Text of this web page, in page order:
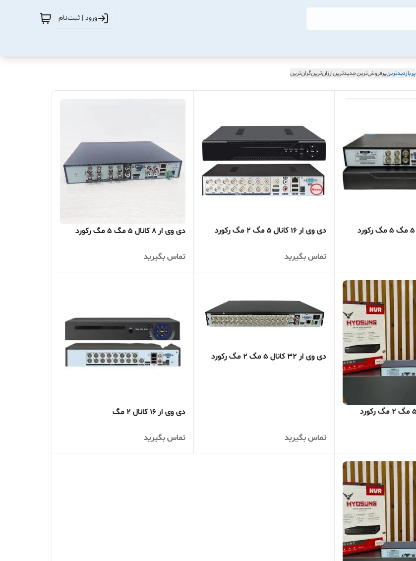
ورود | ثبت‌نام
پربازدیدترینپرفروش‌ترینجدیدترینارزان‌ترینگران‌ترین
دی وی ار 16 کانال 5 مگ 2 مگ رکورد
تماس بگیرید
دی وی ار 8 کانال 5 مگ 5 مگ رکورد
تماس بگیرید
دی وی ار 32 کانال 5 مگ 2 مگ رکورد
تماس بگیرید
دی وی ار 16 کانال 2 مگ
تماس بگیرید